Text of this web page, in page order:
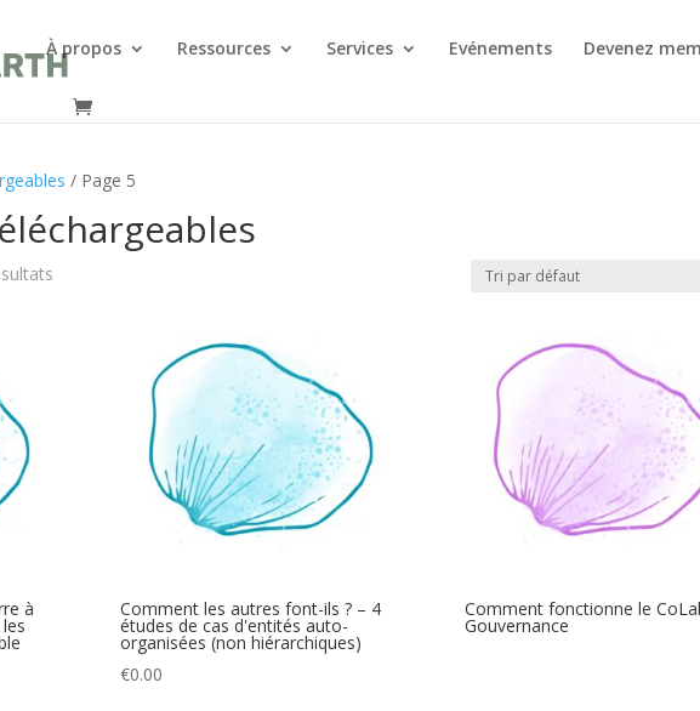
À propos Ressources Services Evénements Devenez
/ Page 5
à Comment les autres font-ils ? – 4
études de cas d'entités auto-
organisées (non hiérarchiques)
€0.00
Comment fonctionne le
Gouvernance